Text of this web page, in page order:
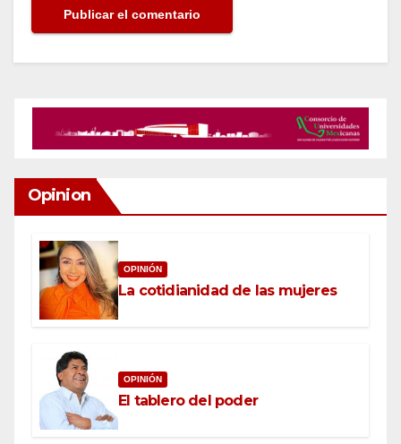
Opinion
OPINIÓN
La cotidianidad de las mujeres
OPINIÓN
El tablero del poder